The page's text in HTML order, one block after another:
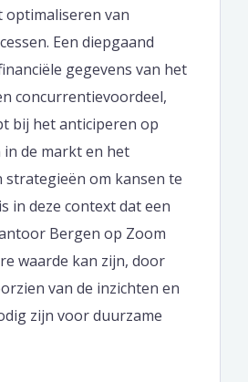
van
Een diepgaand
gegevens van het
concurrentievoordeel,
bij het anticiperen op
de markt en het
strategieën om kansen te
in deze context dat een
Bergen op Zoom
waarde kan zijn, door
van de inzichten en
zijn voor duurzame